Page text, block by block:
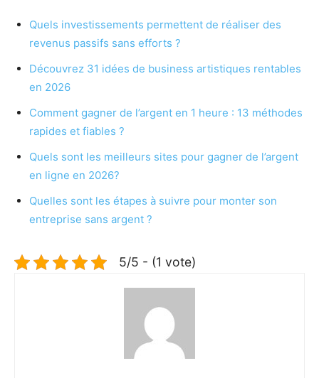
Quels investissements permettent de réaliser des
revenus passifs sans efforts ?
Découvrez 31 idées de business artistiques rentables
en 2026
Comment gagner de l’argent en 1 heure : 13 méthodes
rapides et fiables ?
Quels sont les meilleurs sites pour gagner de l’argent
en ligne en 2026?
Quelles sont les étapes à suivre pour monter son
entreprise sans argent ?
5/5 - (1 vote)